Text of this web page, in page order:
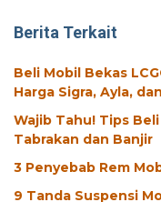
Berita Terkait
Beli Mobil Bekas
Harga Sigra, Ayla,
Wajib Tahu! Tips
Tabrakan dan Banjir
3 Penyebab Rem
9 Tanda Suspensi